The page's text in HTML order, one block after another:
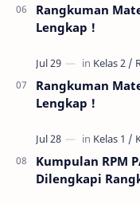
Rangkuman
Lengkap !
Rangkuman
Lengkap !
Kumpulan RPM
Dilengkapi